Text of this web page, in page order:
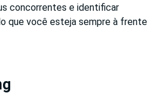
concorrentes e identificar
que você esteja sempre à frente